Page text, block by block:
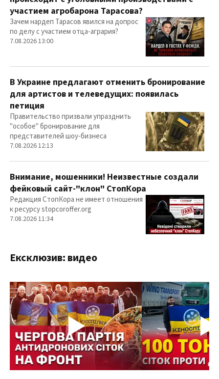
участием агробарона Тарасова?
Зачем нардеп Тарасов явился на допрос
по делу с участием отца-агрария?
7.08.2026 13:00
В Украине предлагают отменить бронирование
для артистов и телеведущих: появилась
петиция
Правительство призвали упразднить
"особое" бронирование для
представителей шоу-бизнеса
7.08.2026 12:13
Внимание, мошенники! Неизвестные создали
фейковый сайт-"клон" СтопКора
Редакция СтопКора не имеет отношения
к ресурсу stopcoroffer.org
7.08.2026 11:34
Ексклюзив: видео